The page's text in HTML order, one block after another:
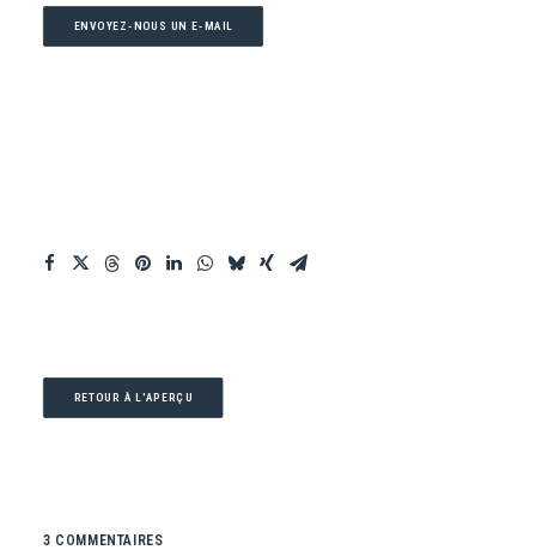
ENVOYEZ-NOUS UN E-MAIL
RETOUR À L'APERÇU
3 COMMENTAIRES